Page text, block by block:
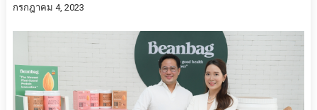
กรกฎาคม 4, 2023